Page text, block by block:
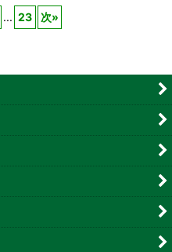
... 23 次»